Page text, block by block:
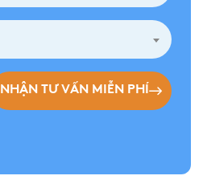
NHẬN TƯ VẤN MIỄN PHÍ